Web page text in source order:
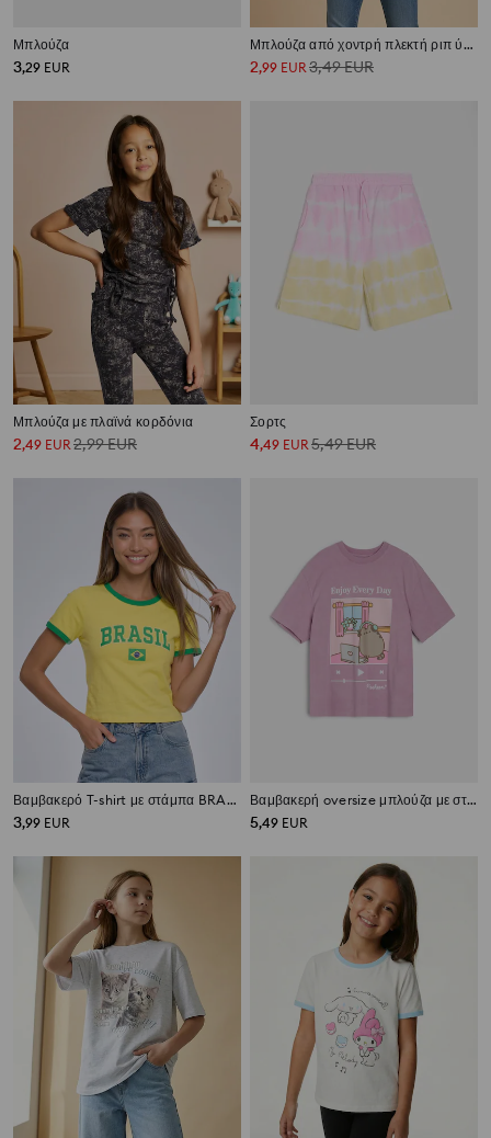
Μπλούζα
3,29 EUR
Μπλούζα από χοντρή πλεκτή ριπ ύφανση
2,99 EUR 3,49EUR
Μπλούζα με πλαϊνά κορδόνια
2,49 EUR2,99EUR
Σορτς
4,49 EUR5,49EUR
Βαμβακερό T-shirt με στάμπα BRASIL
3,99 EUR
Βαμβακερή oversize μπλούζα με στάμπα Pusheen the Cat
5,49 EUR